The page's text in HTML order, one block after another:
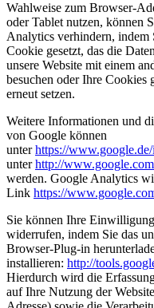
Wahlweise zum Browser-
oder Tablet nutzen, können
Analytics verhindern, indem
Cookie gesetzt, das die
unsere Website mit einem
besuchen oder Ihre Cookies
erneut setzen.
Weitere Informationen und
von Google können
unterhttps://
unterhttp://
werden. Google Analytics
Link https://
Sie können Ihre
widerrufen, indem Sie das
Browser-Plug-in
installieren: http://
Hierdurch wird die
auf Ihre Nutzung der